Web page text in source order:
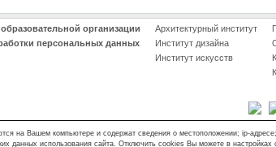
организации
персональных данных
Архитектурный институт
Институт дизайна
Институт искусств
на Вашем компьютере и содержат сведения о местоположении; ip-
данных использования сайта. Отключить cookies Вы можете в